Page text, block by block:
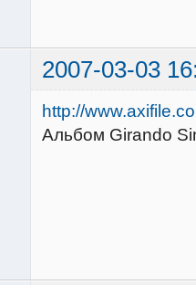
2007-03-03
http://
Альбом Girando